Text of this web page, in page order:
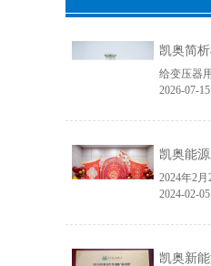
2026-07-15
2024-02-05